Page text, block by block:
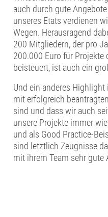
auch durch gute
unseres Etats verdienen
Wegen. Herausragend
200 Mitgliedern, der pro
200.000 Euro für
beisteuert, ist auch ein
Und ein anderes
mit erfolgreich
sind und dass wir auch
unsere Projekte immer
und als Good Practice-
sind letztlich Zeugnisse
mit ihrem Team sehr gute